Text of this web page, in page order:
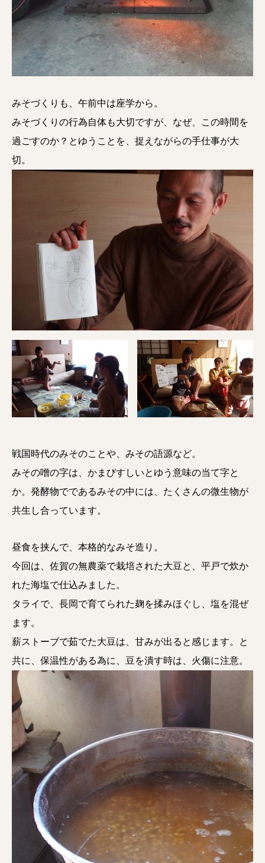
みそづくりも、午前中は座学から。
みそづくりの行為自体も大切ですが、なぜ、この時間を
過ごすのか？とゆうことを、捉えながらの手仕事が大
切。
戦国時代のみそのことや、みその語源など。
みその噌の字は、かまびすしいとゆう意味の当て字と
か。発酵物でであるみその中には、たくさんの微生物が
共生し合っています。
昼食を挟んで、本格的なみそ造り。
今回は、佐賀の無農薬で栽培された大豆と、平戸で炊か
れた海塩で仕込みました。
タライで、長岡で育てられた麹を揉みほぐし、塩を混ぜ
ます。
薪ストーブで茹でた大豆は、甘みが出ると感じます。と
共に、保温性がある為に、豆を潰す時は、火傷に注意。